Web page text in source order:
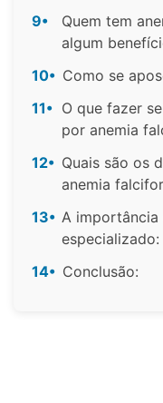
9•
Quem tem
algum
10• Como se
11• O que fazer
por anemia
12• Quais são os
anemia
13• A
especializado:
14• Conclusão: